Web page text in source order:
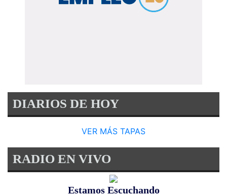
DIARIOS DE HOY
VER MÁS TAPAS
RADIO EN VIVO
Estamos Escuchando